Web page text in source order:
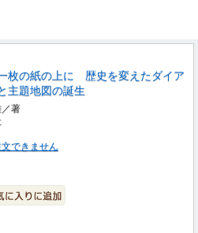
枚の紙の上に 歴史を変えたダイア
主題地図の誕生
著
できません